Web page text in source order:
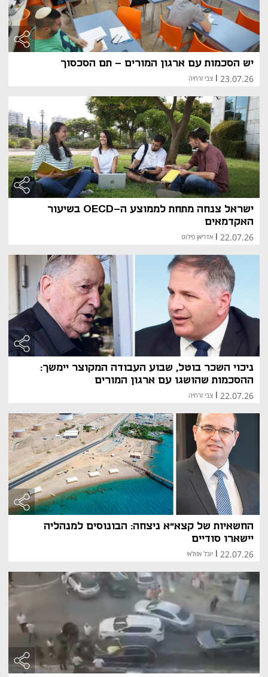
יש הסכמות עם ארגון המורים – תם הסכסוך
23.07.26
| צבי זרחיה
ישראל צנחה מתחת לממוצע ה-OECD בשיעור
האקדמאים
22.07.26
| אדריאן פילוט
ניכוי השכר בוטל, שבוע העבודה המקוצר יימשך:
ההסכמות שהושגו עם ארגון המורים
22.07.26
| צבי זרחיה
החשאיות של קצא"א ניצחה: הבונוסים למנהליה
יישארו סודיים
22.07.26 יובל אזולאי